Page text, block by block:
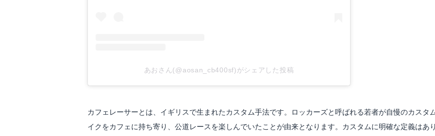
あおさん(@aosan_cb400sf)がシェアした投稿
カフェレーサーとは、イギリスで生まれたカスタム手法です。ロッカーズと呼ばれる若者が自慢のカスタ
イクをカフェに持ち寄り、公道レースを楽しんでいたことが由来となります。カスタムに明確な定義はあ